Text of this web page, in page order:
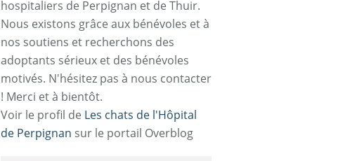
hospitaliers de Perpignan et de Thuir.
Nous existons grâce aux bénévoles et à
nos soutiens et recherchons des
adoptants sérieux et des bénévoles
motivés. N'hésitez pas à nous contacter
! Merci et à bientôt.
Voir le profil de Les chats de l'Hôpital
de Perpignan sur le portail Overblog